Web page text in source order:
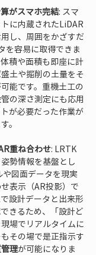
がスマホ完結: スマ
に内蔵されたLiDAR
し、周囲をかざすだ
を容易に取得できま
積や面積も即座に計
土や掘削の土量をそ
能です。重機土工の
の深さ測定にも応用
が必要だった作業が
重ね合わせ: LRTK
勢情報を基盤とし
図面データを現実
表示（AR投影）で
設計データと出来形
きるため、「設計ど
場でリアルタイムに
その場で是正指示す
理が可能になりま